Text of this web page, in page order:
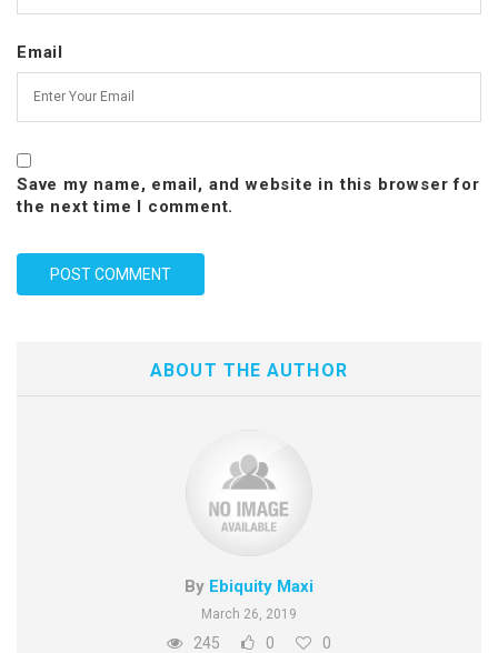
Email
Save my name, email, and website in this browser for
the next time I comment.
ABOUT THE AUTHOR
By Ebiquity Maxi
March 26, 2019
245 0 0